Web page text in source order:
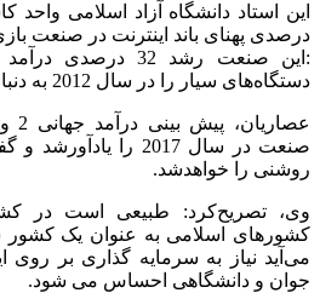
:این صنعت رشد 32
دستگاه‌های سیار را در سال 2012 به دنبال داشته است.
صنعت در سال 2017 را
روشنی را خواهد‌شد.
وی، تصریح‌کرد: طبیعی است در
کشورهای اسلامی به عنوان یک
می‌آید نیاز به سرمایه گذاری بر
جوان و دانشگاهی احساس می شود.